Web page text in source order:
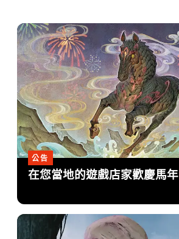
公告
在您當地的遊戲店家歡慶馬年